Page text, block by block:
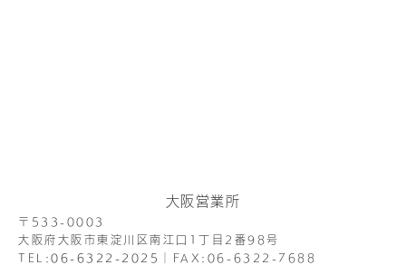
大阪営業所
〒533-0003
大阪府大阪市東淀川区南江口1丁目2番98号
TEL:06-6322-2025 FAX:06-6322-7688